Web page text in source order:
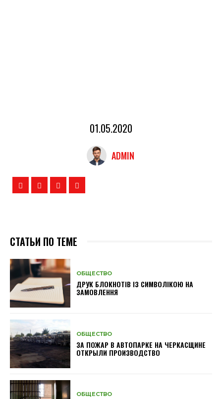
01.05.2020
ADMIN
СТАТЬИ ПО ТЕМЕ
ОБЩЕСТВО
ДРУК БЛОКНОТІВ ІЗ СИМВОЛІКОЮ НА
ЗАМОВЛЕННЯ
ОБЩЕСТВО
ЗА ПОЖАР В АВТОПАРКЕ НА ЧЕРКАСЩИНЕ
ОТКРЫЛИ ПРОИЗВОДСТВО
ОБЩЕСТВО